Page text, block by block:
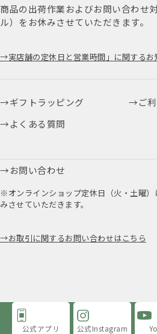
商品の出荷作業およびお問い合わせ
ル）をお休みさせていただきます。
実店舗の定休日と営業時間」に関するお
ギフトラッピング
ご
よくある質問
お問い合わせ
※オンラインショップ定休日（火・土曜）
みさせていただきます。
お取引に関するお問い合わせはこちら
公式アプリ 公式Instagram